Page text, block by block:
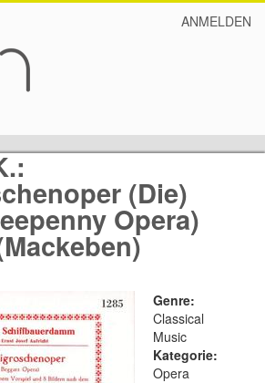
ANMELDEN
(Die)
Opera)
Genre:
Classical
Music
Kategorie:
Opera